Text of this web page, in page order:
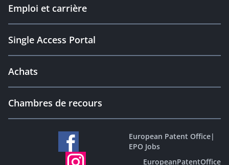
Emploi et carrière
Single Access Portal
Achats
Chambres de recours
European Patent Office|
EPO Jobs
EuropeanPatentOffice